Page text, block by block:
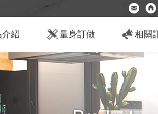
介紹 量身訂做 相關